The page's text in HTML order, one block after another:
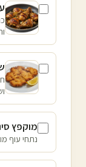
מוקפץ
נתחי עוף